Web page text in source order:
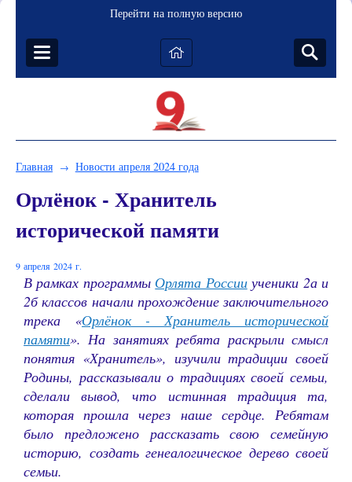
Перейти на полную версию
Главная → Новости апреля 2024 года
Орлёнок - Хранитель
исторической памяти
9 апреля 2024 г.
В рамках программы Орлята Россииученики 2а и
2б классов начали прохождение заключительного
трека «Орлёнок - Хранитель исторической
памяти». На занятиях ребята раскрыли смысл
понятия «Хранитель», изучили традиции своей
Родины, рассказывали о традициях своей семьи,
сделали вывод, что истинная традиция та,
которая прошла через наше сердце. Ребятам
было предложено рассказать свою семейную
историю, создать генеалогическое дерево своей
семьи.